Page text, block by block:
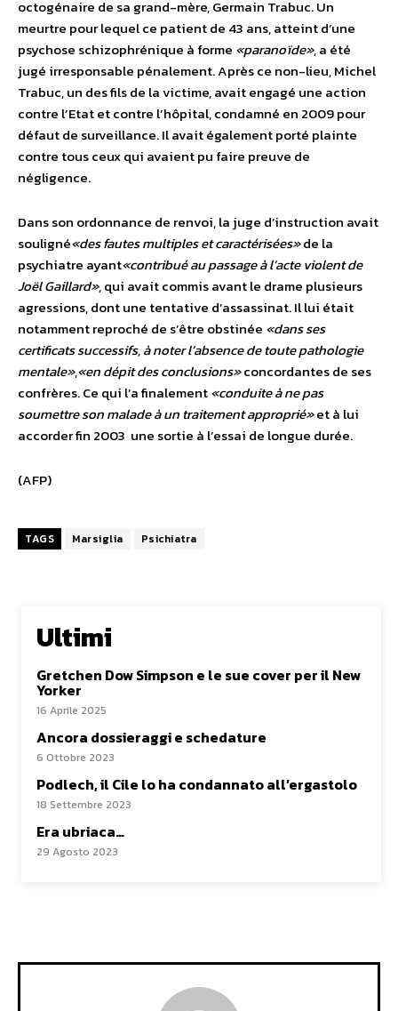
octogénaire de sa grand-mère, Germain Trabuc. Un
meurtre pour lequel ce patient de 43 ans, atteint d’une
psychose schizophrénique à forme «paranoïde», a été
jugé irresponsable pénalement. Après ce non-lieu, Michel
Trabuc, un des fils de la victime, avait engagé une action
contre l’Etat et contre l’hôpital, condamné en 2009 pour
défaut de surveillance. Il avait également porté plainte
contre tous ceux qui avaient pu faire preuve de
négligence.
Dans son ordonnance de renvoi, la juge d’instruction avait
souligné«des fautes multiples et caractérisées»de la
psychiatre ayant«contribué au passage à l’acte violent de
Joël Gaillard», qui avait commis avant le drame plusieurs
agressions, dont une tentative d’assassinat. Il lui était
notamment reproché de s’être obstinée «dans ses
certificats successifs, à noter l’absence de toute pathologie
mentale»,«en dépit des conclusions»concordantes de ses
confrères. Ce qui l’a finalement«conduite à ne pas
soumettre son malade à un traitement approprié»et à lui
accorder fin 2003 une sortie à l’essai de longue durée.
(AFP)
TAGS Marsiglia Psichiatra
Ultimi
Gretchen Dow Simpson e le sue cover per il New
Yorker
16 Aprile 2025
Ancora dossieraggi e schedature
6 Ottobre 2023
Podlech, il Cile lo ha condannato all’ergastolo
18 Settembre 2023
Era ubriaca…
29 Agosto 2023